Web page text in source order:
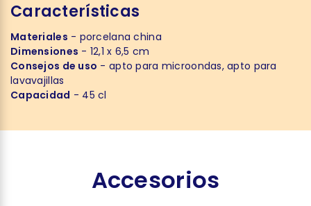
Características
Materiales - porcelana china
Dimensiones - 12,1 x 6,5 cm
Consejos de uso - apto para microondas, apto para
lavavajillas
Capacidad - 45 cl
Accesorios